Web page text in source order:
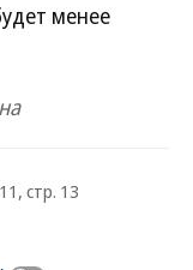
менее
стр. 13